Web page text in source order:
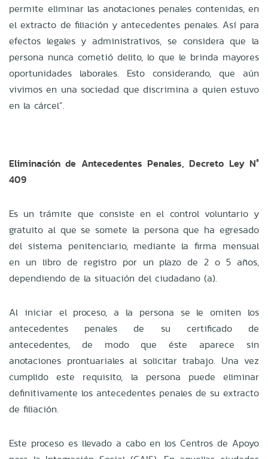
permite eliminar las anotaciones penales contenidas, en
el extracto de filiación y antecedentes penales. Así para
efectos legales y administrativos, se considera que la
persona nunca cometió delito, lo que le brinda mayores
oportunidades laborales. Esto considerando, que aún
vivimos en una sociedad que discrimina a quien estuvo
en la cárcel”.
Eliminación de Antecedentes Penales, Decreto Ley N°
409
Es un trámite que consiste en el control voluntario y
gratuito al que se somete la persona que ha egresado
del sistema penitenciario, mediante la firma mensual
en un libro de registro por un plazo de 2 o 5 años,
dependiendo de la situación del ciudadano (a).
Al iniciar el proceso, a la persona se le omiten los
antecedentes penales de su certificado de
antecedentes, de modo que éste aparece sin
anotaciones prontuariales al solicitar trabajo. Una vez
cumplido este requisito, la persona puede eliminar
definitivamente los antecedentes penales de su extracto
de filiación.
Este proceso es llevado a cabo en los Centros de Apoyo